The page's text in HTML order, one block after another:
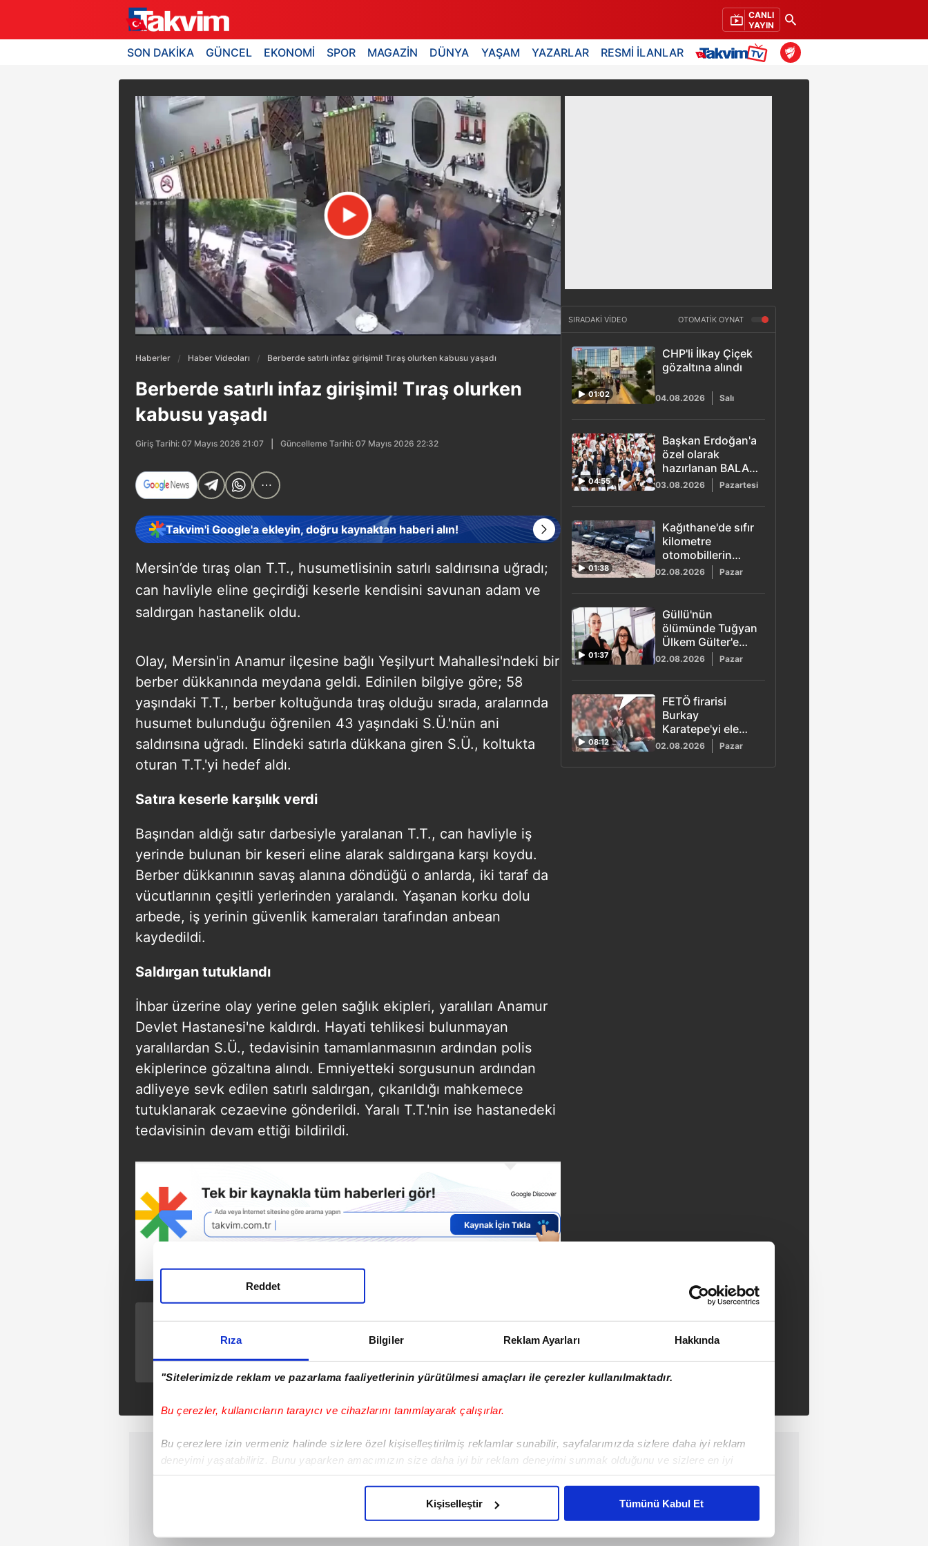
Rıza Bilgiler Reklam Ayarları Hakkında
"Sitelerimizde reklam ve pazarlama faaliyetlerinin yürütülmesi amaçları ile çerezler kullanılmaktadır.
Bu çerezler, kullanıcıların tarayıcı ve cihazlarını tanımlayarak çalışırlar.
Bu çerezlere izin vermeniz halinde sizlere özel kişiselleştirilmiş reklamlar sunabilir, sayfalarımızda sizlere daha iyi reklam
deneyimi yaşatabiliriz. Bunu yaparken amacımızın size daha iyi bir reklam deneyimi sunmak olduğunu ve sizlere en iyi
Reddet
Kişiselleştir Tümünü Kabul Et
CANLI
YAYIN
SON DAKİKA GÜNCEL EKONOMİ SPOR MAGAZİN DÜNYA YAŞAM YAZARLAR RESMİ İLANLAR
Haberler Haber Videoları Berberde satırlı infaz girişimi! Tıraş olurken kabusu yaşadı
Berberde satırlı infaz girişimi! Tıraş olurken
kabusu yaşadı
Giriş Tarihi: 07 Mayıs 2026 21:07 Güncelleme Tarihi: 07 Mayıs 2026 22:32
Takvim'i Google'a ekleyin, doğru kaynaktan haberi alın!
Mersin’de tıraş olan T.T., husumetlisinin satırlı saldırısına uğradı;
can havliyle eline geçirdiği keserle kendisini savunan adam ve
saldırgan hastanelik oldu.
Olay, Mersin'in Anamur ilçesine bağlı Yeşilyurt Mahallesi'ndeki bir
berber dükkanında meydana geldi. Edinilen bilgiye göre; 58
yaşındaki T.T., berber koltuğunda tıraş olduğu sırada, aralarında
husumet bulunduğu öğrenilen 43 yaşındaki S.Ü.'nün ani
saldırısına uğradı. Elindeki satırla dükkana giren S.Ü., koltukta
oturan T.T.'yi hedef aldı.
Satıra keserle karşılık verdi
Başından aldığı satır darbesiyle yaralanan T.T., can havliyle iş
yerinde bulunan bir keseri eline alarak saldırgana karşı koydu.
Berber dükkanının savaş alanına döndüğü o anlarda, iki taraf da
vücutlarının çeşitli yerlerinden yaralandı. Yaşanan korku dolu
arbede, iş yerinin güvenlik kameraları tarafından anbean
kaydedildi.
Saldırgan tutuklandı
İhbar üzerine olay yerine gelen sağlık ekipleri, yaralıları Anamur
Devlet Hastanesi'ne kaldırdı. Hayati tehlikesi bulunmayan
yaralılardan S.Ü., tedavisinin tamamlanmasının ardından polis
ekiplerince gözaltına alındı. Emniyetteki sorgusunun ardından
adliyeye sevk edilen satırlı saldırgan, çıkarıldığı mahkemece
tutuklanarak cezaevine gönderildi. Yaralı T.T.'nin ise hastanedeki
tedavisinin devam ettiği bildirildi.
SONRAKİ HABER
Ordu’da alevlere
ÖNCEKİ HABER
Avcılar’da feci kaza:
çukuruna düştü!
SIRADAKİ VİDEO OTOMATİK OYNAT
01:02
CHP'li İlkay Çiçek
gözaltına alındı
04.08.2026 Salı
04:55
Başkan Erdoğan'a
özel olarak
hazırlanan BALA
şarkısı yayımlandı
03.08.2026 Pazartesi
01:38
Kağıthane'de sıfır
kilometre
otomobillerin
üzerine duvar
02.08.2026 Pazar
01:37
Güllü'nün
ölümünde Tuğyan
Ülkem Gülter'e
ağırlaştırılmış
müebbet hapis
talebi
02.08.2026 Pazar
08:12
FETÖ firarisi
Burkay
Karatepe'yi ele
veren görüntü!
02.08.2026 Pazar